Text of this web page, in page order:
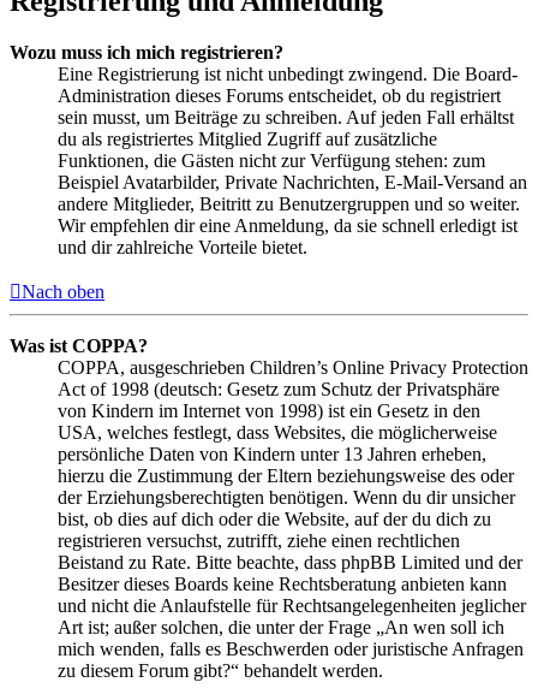
Wozu muss ich mich registrieren?
Eine Registrierung ist nicht unbedingt zwingend. Die Board-
Administration dieses Forums entscheidet, ob du registriert
sein musst, um Beiträge zu schreiben. Auf jeden Fall erhältst
du als registriertes Mitglied Zugriff auf zusätzliche
Funktionen, die Gästen nicht zur Verfügung stehen: zum
Beispiel Avatarbilder, Private Nachrichten, E-Mail-Versand an
andere Mitglieder, Beitritt zu Benutzergruppen und so weiter.
Wir empfehlen dir eine Anmeldung, da sie schnell erledigt ist
und dir zahlreiche Vorteile bietet.
Nach oben
Was ist COPPA?
COPPA, ausgeschrieben Children’s Online Privacy Protection
Act of 1998 (deutsch: Gesetz zum Schutz der Privatsphäre
von Kindern im Internet von 1998) ist ein Gesetz in den
USA, welches festlegt, dass Websites, die möglicherweise
persönliche Daten von Kindern unter 13 Jahren erheben,
hierzu die Zustimmung der Eltern beziehungsweise des oder
der Erziehungsberechtigten benötigen. Wenn du dir unsicher
bist, ob dies auf dich oder die Website, auf der du dich zu
registrieren versuchst, zutrifft, ziehe einen rechtlichen
Beistand zu Rate. Bitte beachte, dass phpBB Limited und der
Besitzer dieses Boards keine Rechtsberatung anbieten kann
und nicht die Anlaufstelle für Rechtsangelegenheiten jeglicher
Art ist; außer solchen, die unter der Frage „An wen soll ich
mich wenden, falls es Beschwerden oder juristische Anfragen
zu diesem Forum gibt?“ behandelt werden.